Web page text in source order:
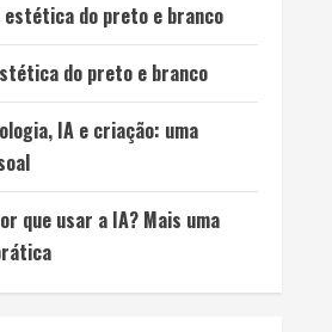
estética do preto e branco
do preto e branco
IA e criação: uma
que usar a IA? Mais uma